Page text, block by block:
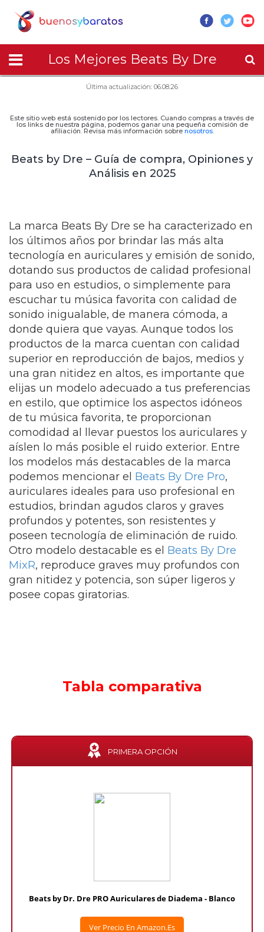
Los Mejores Beats By Dre
Última actualización: 06.08.26
Este sitio web está sostenido por los lectores. Cuando compras a través de
los links de nuestra página, podemos ganar una pequeña comisión de
afiliación. Revisa más información sobre nosotros.
Beats by Dre – Guía de compra, Opiniones y
Análisis en 2025
La marca Beats By Dre se ha caracterizado en
los últimos años por brindar las más alta
tecnología en auriculares y emisión de sonido,
dotando sus productos de calidad profesional
para uso en estudios, o simplemente para
escuchar tu música favorita con calidad de
sonido inigualable, de manera cómoda, a
donde quiera que vayas. Aunque todos los
productos de la marca cuentan con calidad
superior en reproducción de bajos, medios y
una gran nitidez en altos, es importante que
elijas un modelo adecuado a tus preferencias
en estilo, que optimice los aspectos idóneos
de tu música favorita, te proporcionan
comodidad al llevar puestos los auriculares y
aíslen lo más posible el ruido exterior. Entre
los modelos más destacables de la marca
podemos mencionar el Beats By Dre Pro,
auriculares ideales para uso profesional en
estudios, brindan agudos claros y graves
profundos y potentes, son resistentes y
poseen tecnología de eliminación de ruido.
Otro modelo destacable es el Beats By Dre
MixR, reproduce graves muy profundos con
gran nitidez y potencia, son súper ligeros y
posee copas giratorias.
Tabla comparativa
PRIMERA OPCIÓN
Beats by Dr. Dre PRO Auriculares de Diadema - Blanco
Ver Precio En Amazon.es